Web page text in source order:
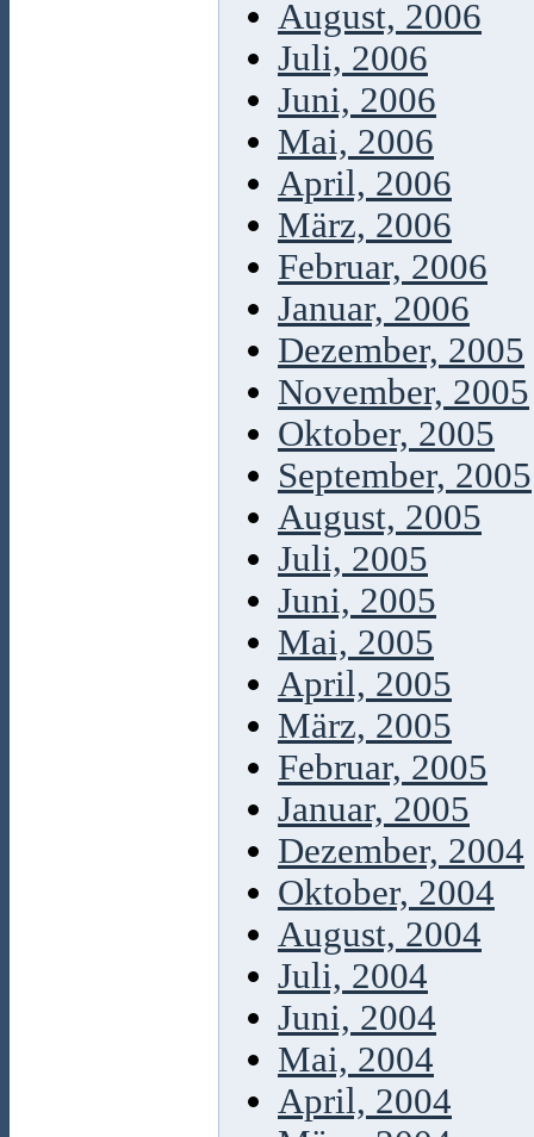
August, 2006
Juli, 2006
Juni, 2006
Mai, 2006
April, 2006
März, 2006
Februar, 2006
Januar, 2006
Dezember, 2005
November, 2005
Oktober, 2005
September, 2005
August, 2005
Juli, 2005
Juni, 2005
Mai, 2005
April, 2005
März, 2005
Februar, 2005
Januar, 2005
Dezember, 2004
Oktober, 2004
August, 2004
Juli, 2004
Juni, 2004
Mai, 2004
April, 2004